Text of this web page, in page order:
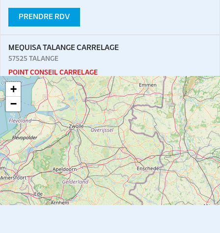
PRENDRE RDV
MEQUISA TALANGE CARRELAGE
57525 TALANGE
POINT CONSEIL CARRELAGE
Fermé
PRENDRE RDV
MEQUISA SAINT AVOLD
57500 SAINT AVOLD
Fermé
PRENDRE RDV
+
−